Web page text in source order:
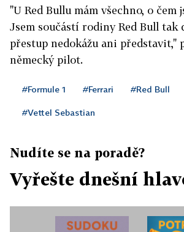
"U Red Bullu mám všechno, o čem
Jsem součástí rodiny Red Bull tak
přestup nedokážu ani představit,"
německý pilot.
#Formule 1 #Ferrari #Red Bull
#Vettel Sebastian
Nudíte se na poradě?
Vyřešte dnešní